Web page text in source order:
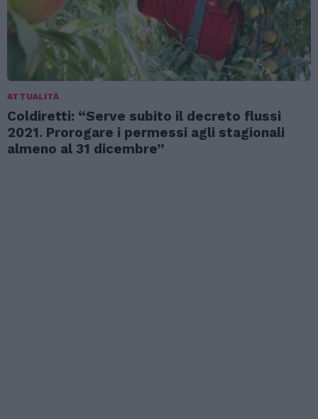
ATTUALITÀ
Coldiretti: “Serve subito il decreto flussi
2021. Prorogare i permessi agli stagionali
almeno al 31 dicembre”